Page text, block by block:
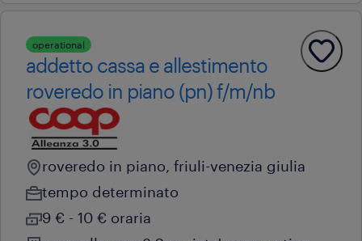
operational
addetto cassa e allestimento
roveredo in piano (pn) f/m/nb
roveredo in piano, friuli-venezia giulia
tempo determinato
9 € - 10 € oraria